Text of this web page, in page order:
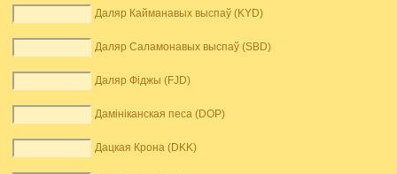
Даляр Кайманавых выспаў (KYD)
Даляр Саламонавых выспаў (SBD)
Даляр Фіджы (FJD)
Дамініканская песа (DOP)
Дацкая Крона (DKK)